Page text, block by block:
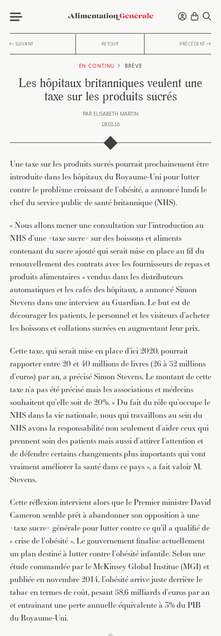
SUIVANT RETOUR PRÉCÉDENT
EN CONTINU BRÈVE
Les hôpitaux britanniques veulent une
taxe sur les produits sucrés
PAR ELISABETH MARTIN
18.01.16
Une taxe sur les produits sucrés pourrait prochainement être
introduite dans les hôpitaux du Royaume-Uni pour lutter
contre le problème croissant de l’obésité, a annoncé lundi le
chef du service public de santé britannique (NHS).
« Nous allons mener une consultation sur l’introduction au
NHS d’une +taxe sucre+ sur des boissons et aliments
contenant du sucre ajouté qui serait mise en place au fil du
renouvellement des contrats avec les fournisseurs de repas et
produits alimentaires » vendus dans les distributeurs
automatiques et les cafés des hôpitaux, a annoncé Simon
Stevens dans une interview au Guardian. Le but est de
décourager les patients, le personnel et les visiteurs d’acheter
les boissons et collations sucrées en augmentant leur prix.
Cette taxe, qui serait mise en place d’ici 2020, pourrait
rapporter entre 20 et 40 millions de livres (26 à 52 millions
d’euros) par an, a précisé Simon Stevens. Le montant de cette
taxe n’a pas été précisé mais les associations et médecins
souhaitent qu’elle soit de 20%. « Du fait du rôle qu’occupe le
NHS dans la vie nationale, nous qui travaillons au sein du
NHS avons la responsabilité non seulement d’aider ceux qui
prennent soin des patients mais aussi d’attirer l’attention et
de défendre certains changements plus importants qui vont
vraiment améliorer la santé dans ce pays », a fait valoir M.
Stevens.
Cette réflexion intervient alors que le Premier ministre David
Cameron semble prêt à abandonner son opposition à une
+taxe sucre+ générale pour lutter contre ce qu’il a qualifié de
« crise de l’obésité ». Le gouvernement finalise actuellement
un plan destiné à lutter contre l’obésité infantile. Selon une
étude commandée par le McKinsey Global Institue (MGI) et
publiée en novembre 2014, l’obésité arrive juste derrière le
tabac en termes de coût, pesant 58,6 milliards d’euros par an
et entraînant une perte annuelle équivalente à 3% du PIB
du Royaume-Uni.